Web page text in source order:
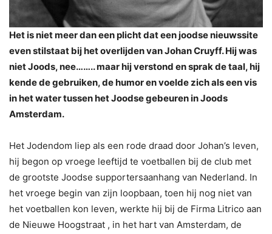
Het is niet meer dan een plicht dat een joodse nieuwssite
even stilstaat bij het overlijden van Johan Cruyff. Hij was
niet Joods, nee…….. maar hij verstond en sprak de taal, hij
kende de gebruiken, de humor en voelde zich als een vis
in het water tussen het Joodse gebeuren in Joods
Amsterdam.
Het Jodendom liep als een rode draad door Johan’s leven,
hij begon op vroege leeftijd te voetballen bij de club met
de grootste Joodse supportersaanhang van Nederland. In
het vroege begin van zijn loopbaan, toen hij nog niet van
het voetballen kon leven, werkte hij bij de Firma Litrico aan
de Nieuwe Hoogstraat , in het hart van Amsterdam, de